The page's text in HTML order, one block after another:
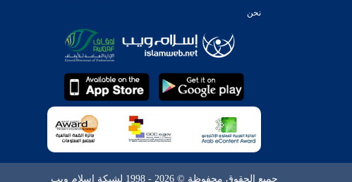
نحن
جميع الحقوق محفوظة © 2026 - 1998 لشبكة إسلام ويب